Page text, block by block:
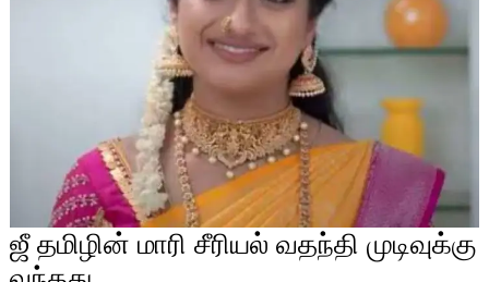
ஜீ தமிழின் மாரி சீரியல் வதந்தி முடிவுக்கு